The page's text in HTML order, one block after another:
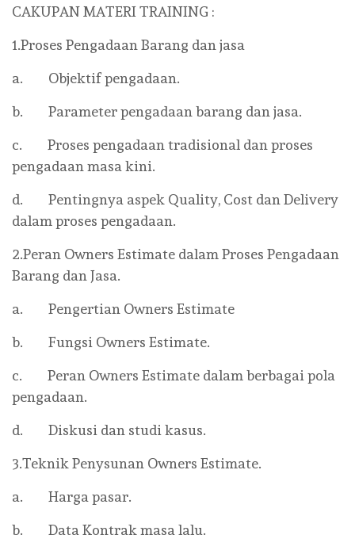
CAKUPAN MATERI TRAINING :
1.Proses Pengadaan Barang dan jasa
a. Objektif pengadaan.
b. Parameter pengadaan barang dan jasa.
c. Proses pengadaan tradisional dan proses
pengadaan masa kini.
d. Pentingnya aspek Quality, Cost dan Delivery
dalam proses pengadaan.
2.Peran Owners Estimate dalam Proses Pengadaan
Barang dan Jasa.
a. Pengertian Owners Estimate
b. Fungsi Owners Estimate.
c. Peran Owners Estimate dalam berbagai pola
pengadaan.
d. Diskusi dan studi kasus.
3.Teknik Penysunan Owners Estimate.
a. Harga pasar.
b. Data Kontrak masa lalu.